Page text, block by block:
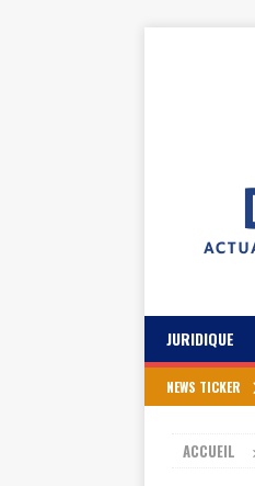
JURIDIQUE
NEWS TICKER
ACCUEIL